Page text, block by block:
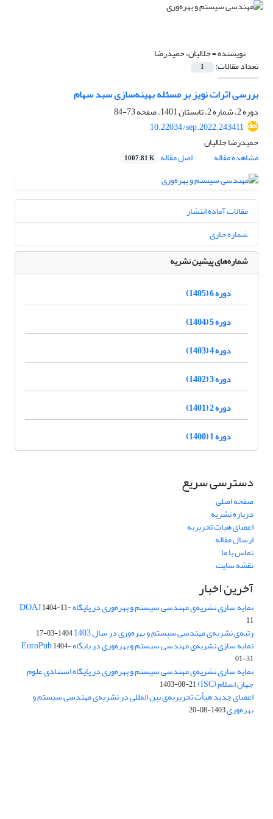
نویسنده =جلالیان، حمیدرضا
تعداد مقالات: 1
بررسی اثرات نویز بر مسئله بهینه‌سازی سبد سهام
دوره 2، شماره 2، تابستان 1401، صفحه
73-84
10.22034/sep.2022.243411
حمیدرضا جلالیان
مشاهده مقاله
اصل مقاله 1007.81 K
مقالات آماده انتشار
شماره جاری
شماره‌های پیشین نشریه
دوره 6 (1405)
دوره 5 (1404)
دوره 4 (1403)
دوره 3 (1402)
دوره 2 (1401)
دوره 1 (1400)
دسترسی سریع
صفحه اصلی
درباره نشریه
اعضای هیات تحریریه
ارسال مقاله
تماس با ما
نقشه سایت
آخرین اخبار
نمایه سازی نشریه‌ی مهندسی سیستم و بهره‌وری در پایگاه DOAJ1404-11-
11
رتبه‌ی نشریه‌ی مهندسی سیستم و بهره‌وری در سال 1403 1404-03-17
نمایه سازی نشریه‌ی مهندسی سیستم و بهره‌وری در پایگاه EuroPub1404-
01-31
نمایه سازی نشریه‌ی مهندسی سیستم و بهره‌وری در پایگاه استنادی علوم
جهان اسلام (ISC) 1403-08-21
اعضای جدید هیأت تحریریه‌ی بین المللی در نشریه‌ی مهندسی سیستم و
بهره‌وری1403-08-20